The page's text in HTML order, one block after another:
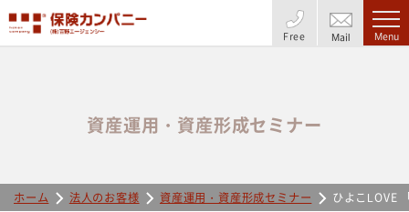
Free Mail Menu
資産運用・資産形成セミナー
ホーム 法人のお客様 資産運用・資産形成セミナー ひよこLOVE